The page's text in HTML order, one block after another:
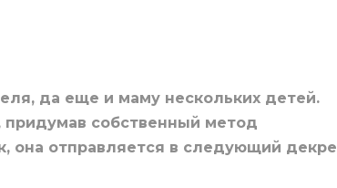
да еще и маму нескольких детей.
собственный метод
она отправляется в следующий